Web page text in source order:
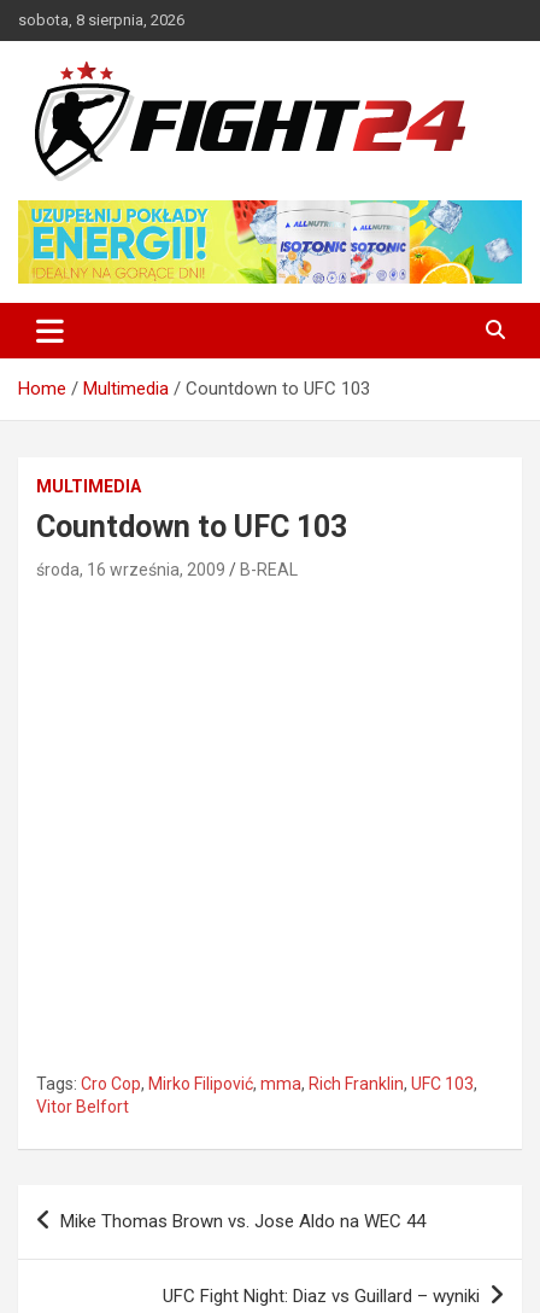
to
sobota, 8 sierpnia, 2026
FIGHT24.PL – MMA i K-1, UFC
Home Multimedia Countdown to UFC 103
MULTIMEDIA
Countdown to UFC 103
środa, 16 września, 2009 B-REAL
Tags: Cro Cop, Mirko Filipović, mma, Rich Franklin, UFC 103,
Vitor Belfort
Nawigacja
Mike Thomas Brown vs. Jose Aldo na WEC 44
UFC Fight Night: Diaz vs Guillard – wyniki